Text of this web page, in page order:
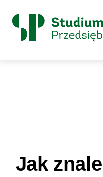
Skip to content
Główne
Logo
Jak